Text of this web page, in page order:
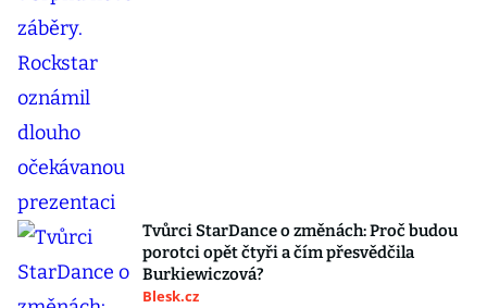
Tvůrci StarDance o změnách: Proč budou
porotci opět čtyři a čím přesvědčila
Burkiewiczová?
Blesk.cz